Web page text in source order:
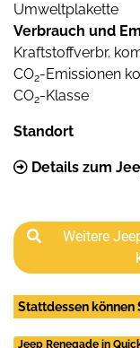
Umweltplakette
Verbrauch und
Kraftstoffverbr.
CO2-Emissionen
CO2-Klasse
Standort
Details zum
Weitere
Stattdessen können
Jeep Renegade in